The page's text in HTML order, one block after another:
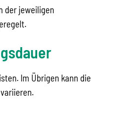
der jeweiligen
Im Übrigen kann die